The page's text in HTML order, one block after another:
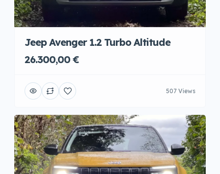
Jeep Avenger 1.2 Turbo Altitude
26.300,00 €
507 Views